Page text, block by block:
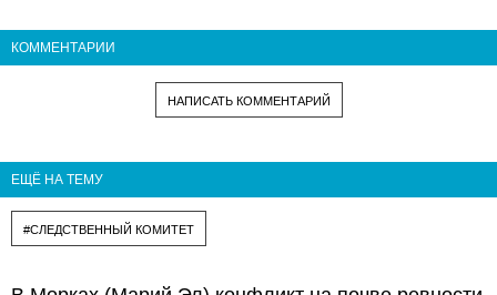
КОММЕНТАРИИ
НАПИСАТЬ КОММЕНТАРИЙ
ЕЩЁ НА ТЕМУ
#СЛЕДСТВЕННЫЙ КОМИТЕТ